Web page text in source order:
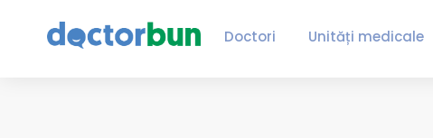
Doctori Unități medicale